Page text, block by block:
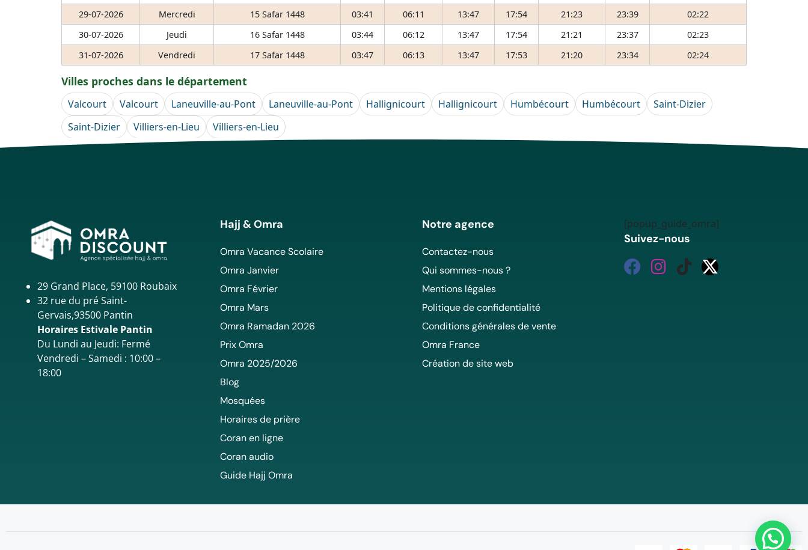
29-07-2026
Mercredi 15 Safar 1448 03:41 06:11 13:47 17:54 21:23 23:39
02:22
30-07-2026
Jeudi 16 Safar 1448 03:44 06:12 13:47 17:54 21:21 23:37
02:23
31-07-2026
Vendredi 17 Safar 1448 03:47 06:13 13:47 17:53 21:20 23:34 02:24
Villes proches dans le département
Valcourt Valcourt Laneuville-au-Pont Laneuville-au-Pont Hallignicourt Hallignicourt Humbécourt Humbécourt
Saint-Dizier
Saint-Dizier
Villiers-en-Lieu Villiers-en-Lieu
29 Grand Place, 59100 Roubaix
32 rue du pré Saint-
Gervais,93500 Pantin
Horaires Estivale Pantin
Du Lundi au Jeudi: Fermé
Vendredi – Samedi : 10:00 –
18:00
Hajj & Omra
Omra Vacance Scolaire
Omra Janvier
Omra Février
Omra Mars
Omra Ramadan 2026
Prix Omra
Omra 2025/2026
Blog
Mosquées
Horaires de prière
Coran en ligne
Coran audio
Guide Hajj Omra
Notre agence
Contactez-nous
Qui sommes-nous ?
Mentions légales
Politique de confidentialité
Conditions générales de vente
Omra France
Création de site web
[popup_guide_omra]
Suivez-nous